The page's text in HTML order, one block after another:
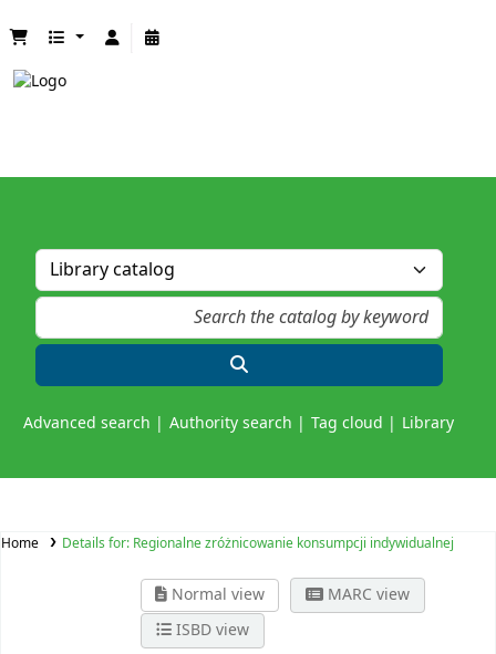
Advanced search Authority search Tag cloud Library
Home Details for: Regionalne zróżnicowanie konsumpcji indywidualnej
Normal view
MARC view
ISBD view